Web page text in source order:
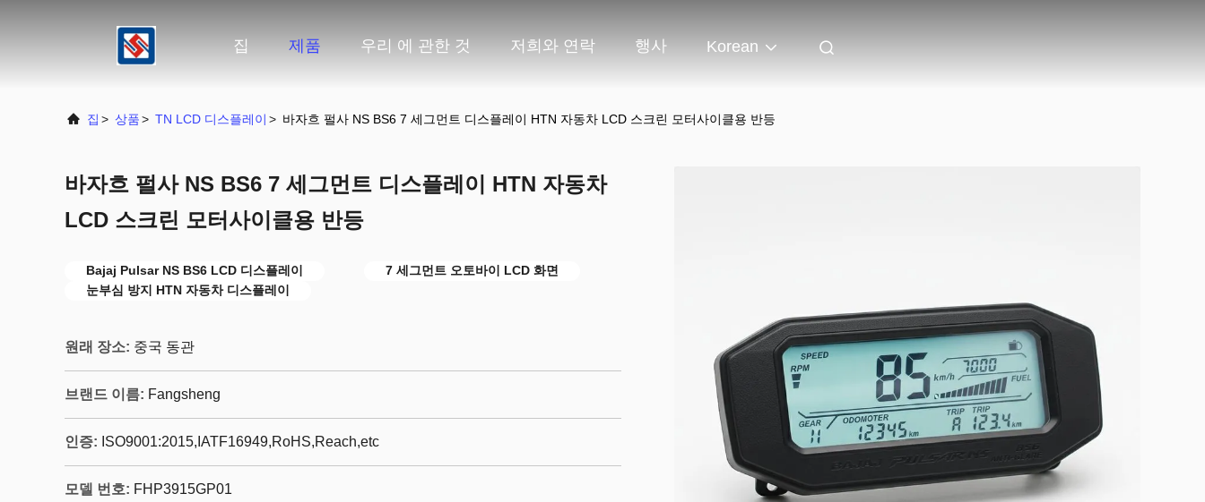
집 제품 우리 에 관한 것 저희와 연락 행사 Korean
집 > 상품> TN LCD 디스플레이 > 바자흐 펄사 NS BS6 7 세그먼트 디스플레이 HTN 자동차 LCD 스크린 모터사이클용 반등
바자흐 펄사 NS BS6 7 세그먼트 디스플레이 HTN 자동차
LCD 스크린 모터사이클용 반등
Bajaj Pulsar NS BS6 LCD 디스플레이
7 세그먼트 오토바이 LCD 화면
눈부심 방지 HTN 자동차 디스플레이
원래 장소: 중국 동관
브랜드 이름: Fangsheng
인증: ISO9001:2015,IATF16949,RoHS,Reach,etc
모델 번호: FHP3915GP01